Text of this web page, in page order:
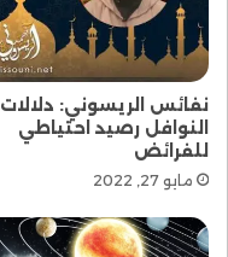
نفائس الريسوني: دلالات
النوافل رصيد احتياطي
للفرائض
مايو 27, 2022